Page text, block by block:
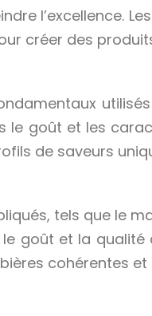
l’excellence.
créer des
le goût et les
de saveurs
tels que le
goût et la qualité
cohérentes et